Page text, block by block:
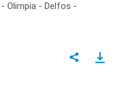
Olimpia - Delfos -